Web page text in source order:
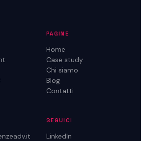
PAGINE
Home
Case study
Chi siamo
Blog
Contatti
SEGUICI
LinkedIn